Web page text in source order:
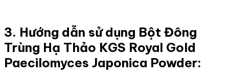
3. Hướng dẫn sử dụng Bột Đông
Trùng Hạ Thảo KGS Royal Gold
Paecilomyces Japonica Powder: